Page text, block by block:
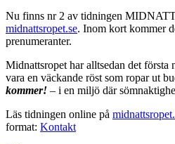
Nu finns nr 2 av tidningen
midnattsropet.se. Inom kort kommer
prenumeranter.
Midnattsropet har alltsedan det första
vara en väckande röst som ropar ut
kommer! – i en miljö där
Läs tidningen online på
format: Kontakt